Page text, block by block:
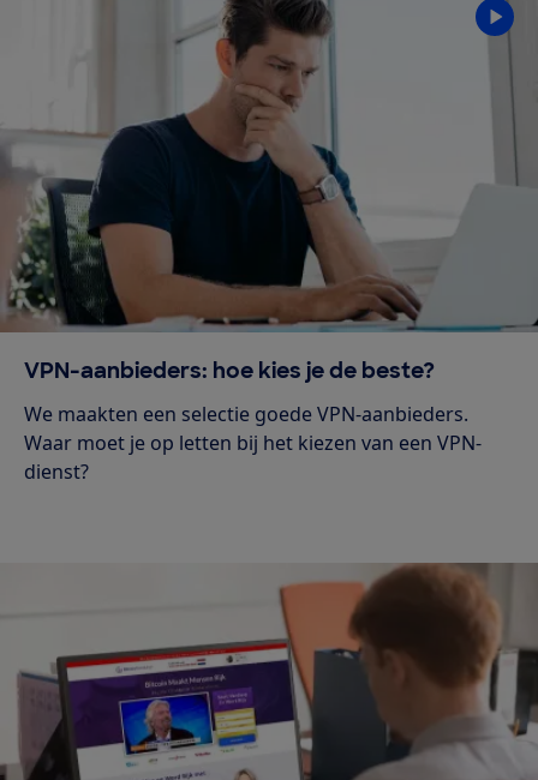
VPN-aanbieders: hoe kies je de beste?
We maakten een selectie goede VPN-aanbieders.
Waar moet je op letten bij het kiezen van een VPN-
dienst?